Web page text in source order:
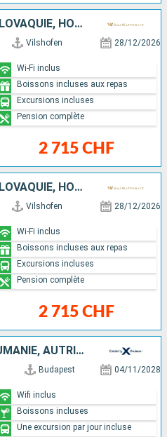
ALLEMAGNE, AUTRICHE, SLOVAQUIE, HONGRIE
Vilshofen 28/12/2026
2 715 CHF
Wi-Fi inclus
Boissons incluses aux repas
Excursions incluses
Pension complète
ALLEMAGNE, AUTRICHE, SLOVAQUIE, HONGRIE
Vilshofen 28/12/2026
2 715 CHF
Wi-Fi inclus
Boissons incluses aux repas
Excursions incluses
Pension complète
HONGRIE, SLOVAQUIE, ROUMANIE, AUTRICHE, ALLEMAGNE
Budapest 04/11/2028
Wifi inclus
Boissons incluses
Une excursion par jour incluse